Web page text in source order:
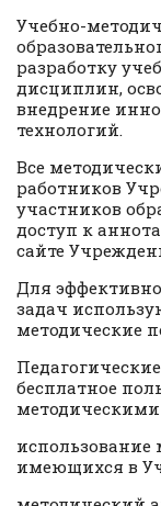
Учебно-
разработку
дисциплин,
внедрение
технологий.
Все
работников
участников
доступ к
сайте
Для
задач
методические
бесплатное
использование
имеющихся в